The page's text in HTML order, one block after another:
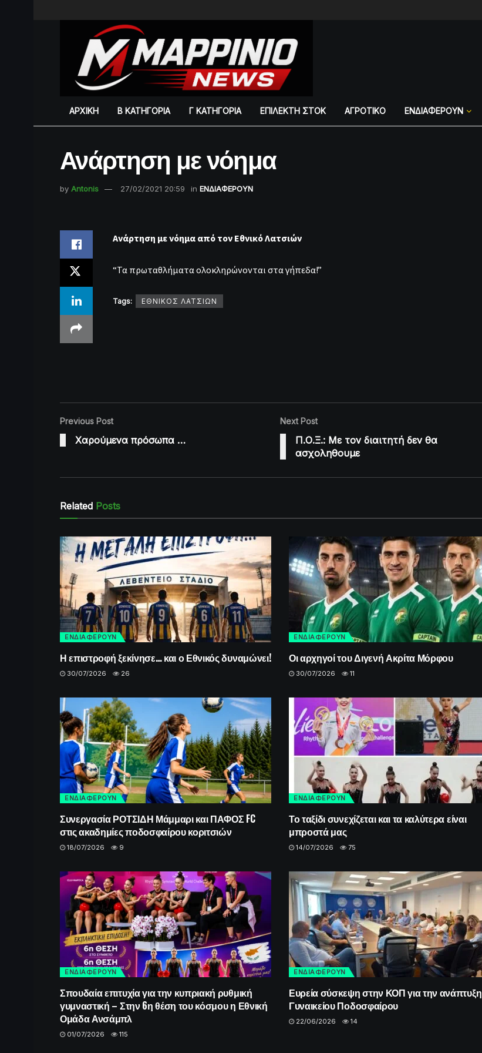
ΑΡΧΙΚΗ Β ΚΑΤΗΓΟΡΙΑ Γ ΚΑΤΗΓΟΡΙΑ ΕΠΙΛΕΚΤΗ ΣΤΟΚ ΑΓΡΟΤΙΚΟ ΕΝΔΙΑΦΕΡΟΥΝ
Ανάρτηση με νόημα
by Antonis 27/02/2021 20:59 in ΕΝΔΙΑΦΕΡΟΥΝ
Ανάρτηση με νόημα από τον Εθνικό Λατσιών
“Τα πρωταθλήματα ολοκληρώνονται στα γήπεδα!”
Tags: ΕΘΝΙΚΟΣ ΛΑΤΣΙΩΝ
Previous Post
Χαρούμενα πρόσωπα …
Next Post
Π.Ο.Ξ.: Με τον διαιτητή δεν θα
ασχοληθουμε
Related Posts
ΕΝΔΙΑΦΕΡΟΥΝ
Η επιστροφή ξεκίνησε… και ο Εθνικός δυναμώνει!
30/07/2026 26
ΕΝΔΙΑΦΕΡΟΥΝ
Οι αρχηγοί του Διγενή Ακρίτα Μόρφου
30/07/2026 11
ΕΝΔΙΑΦΕΡΟΥΝ
Συνεργασία ΡΟΤΣΙΔΗ Μάμμαρι και ΠΑΦΟΣ FC
στις ακαδημίες ποδοσφαίρου κοριτσιών
18/07/2026 9
ΕΝΔΙΑΦΕΡΟΥΝ
Το ταξίδι συνεχίζεται και τα καλύτερα είναι
μπροστά μας
14/07/2026 75
ΕΝΔΙΑΦΕΡΟΥΝ
Σπουδαία επιτυχία για την κυπριακή ρυθμική
γυμναστική – Στην 6η θέση του κόσμου η Εθνική
Ομάδα Ανσάμπλ
01/07/2026 115
ΕΝΔΙΑΦΕΡΟΥΝ
Ευρεία σύσκεψη στην ΚΟΠ για την
Γυναικείου Ποδοσφαίρου
22/06/2026 14